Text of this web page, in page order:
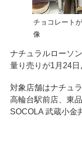
チョコレート
像
ナチュラルローソ
量り売りが1月24日
対象店舗はナチュ
高輪台駅前店、東
SOCOLA 武蔵小金